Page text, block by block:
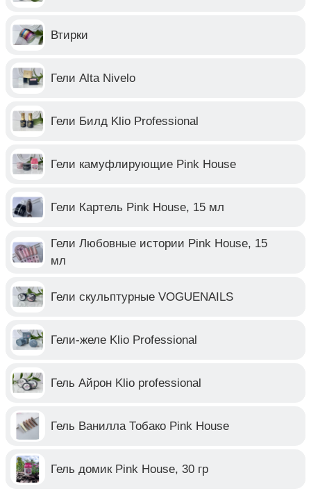
Втирки
Гели Alta Nivelo
Гели Билд Klio Professional
Гели камуфлирующие Pink House
Гели Картель Pink House, 15 мл
Гели Любовные истории Pink House, 15
мл
Гели скульптурные VOGUENAILS
Гели-желе Klio Professional
Гель Айрон Klio professional
Гель Ванилла Тобако Pink House
Гель домик Pink House, 30 гр